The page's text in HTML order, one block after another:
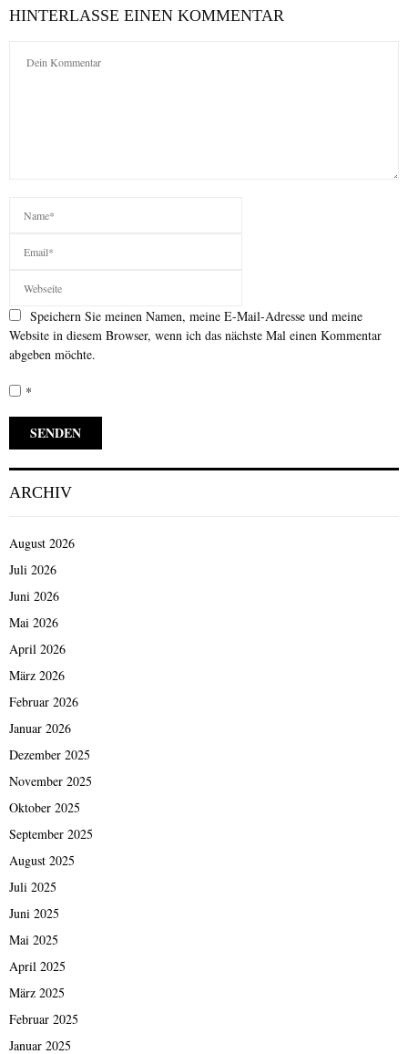
HINTERLASSE EINEN KOMMENTAR
Speichern Sie meinen Namen, meine E-Mail-Adresse und meine
Website in diesem Browser, wenn ich das nächste Mal einen Kommentar
abgeben möchte.
*
ARCHIV
August 2026
Juli 2026
Juni 2026
Mai 2026
April 2026
März 2026
Februar 2026
Januar 2026
Dezember 2025
November 2025
Oktober 2025
September 2025
August 2025
Juli 2025
Juni 2025
Mai 2025
April 2025
März 2025
Februar 2025
Januar 2025